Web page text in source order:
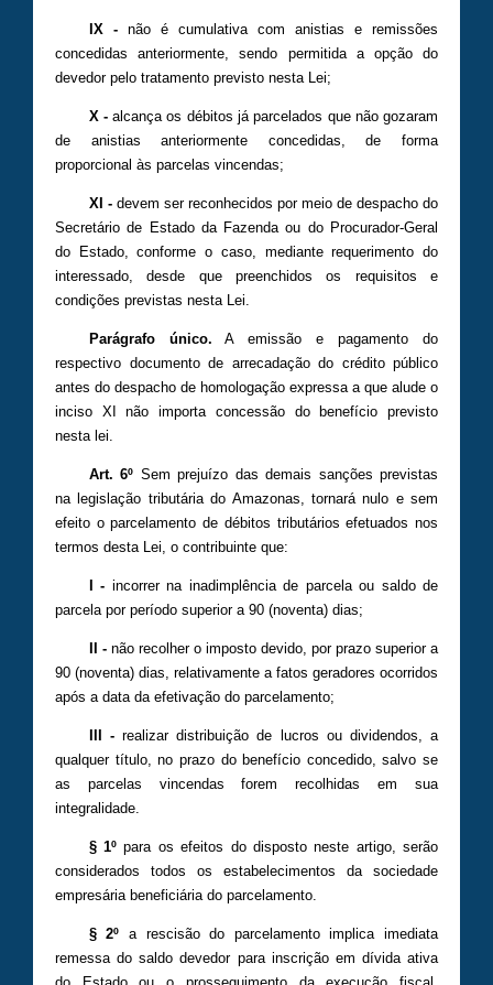
IX -não é cumulativa com anistias e remissões
concedidas anteriormente, sendo permitida a opção do
devedor pelo tratamento previsto nesta Lei;
X -alcança os débitos já parcelados que não gozaram
de anistias anteriormente concedidas, de forma
proporcional às parcelas vincendas;
XI -devem ser reconhecidos por meio de despacho do
Secretário de Estado da Fazenda ou do Procurador-Geral
do Estado, conforme o caso, mediante requerimento do
interessado, desde que preenchidos os requisitos e
condições previstas nesta Lei.
Parágrafo único. A emissão e pagamento do
respectivo documento de arrecadação do crédito público
antes do despacho de homologação expressa a que alude o
inciso XI não importa concessão do benefício previsto
nesta lei.
Art. 6º Sem prejuízo das demais sanções previstas
na legislação tributária do Amazonas, tornará nulo e sem
efeito o parcelamento de débitos tributários efetuados nos
termos desta Lei, o contribuinte que:
I - incorrer na inadimplência de parcela ou saldo de
parcela por período superior a 90 (noventa) dias;
II -não recolher o imposto devido, por prazo superior a
90 (noventa) dias, relativamente a fatos geradores ocorridos
após a data da efetivação do parcelamento;
III -realizar distribuição de lucros ou dividendos, a
qualquer título, no prazo do benefício concedido, salvo se
as parcelas vincendas forem recolhidas em sua
integralidade.
§ 1º para os efeitos do disposto neste artigo, serão
considerados todos os estabelecimentos da sociedade
empresária beneficiária do parcelamento.
§ 2º a rescisão do parcelamento implica imediata
remessa do saldo devedor para inscrição em dívida ativa